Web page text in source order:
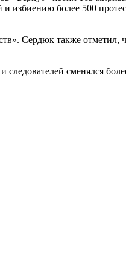
и избиению более 500
Сердюк также
сменялся